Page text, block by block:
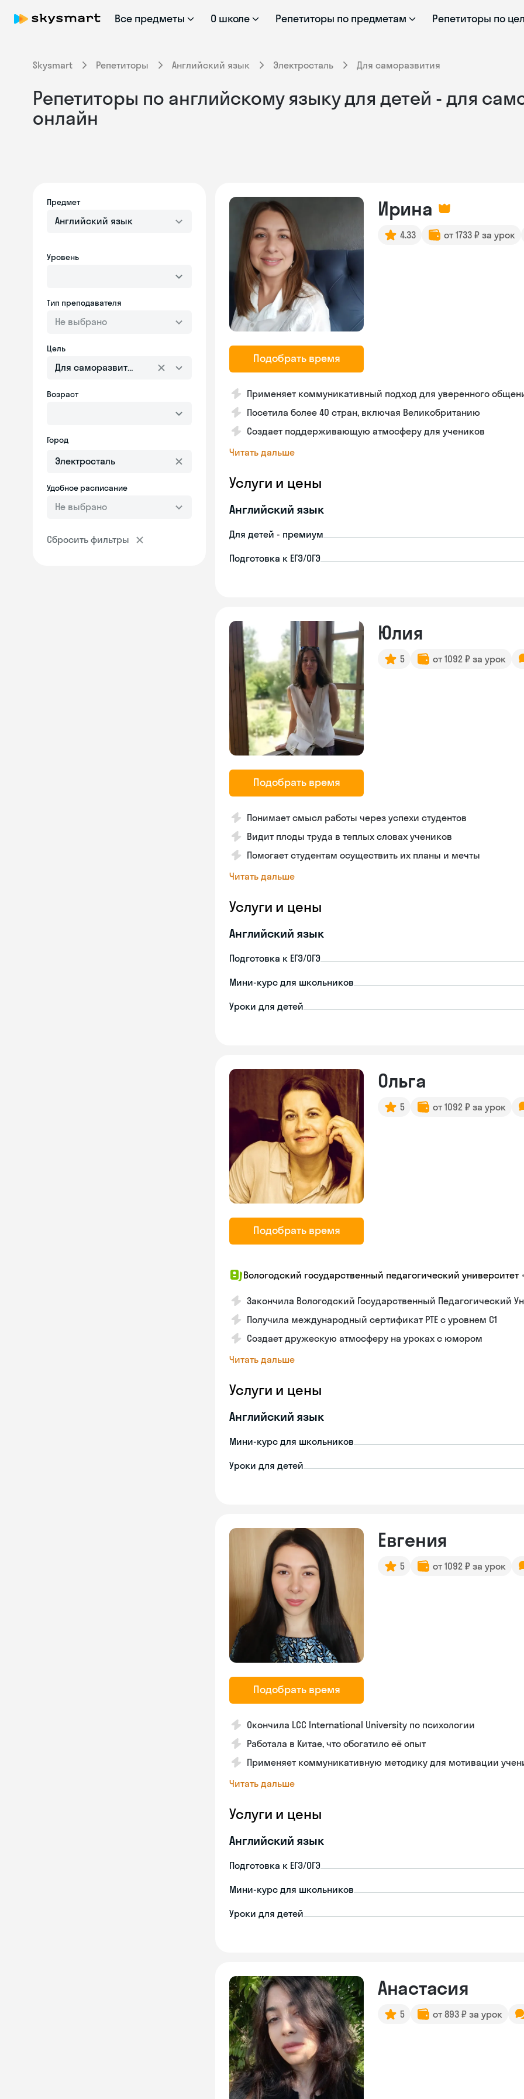
Все предметы О школе Репетиторы по предметам Репетиторы по
Skysmart Репетиторы Английский язык Электросталь Для саморазвития
Репетиторы по английскому языку для детей - для
онлайн
Предмет
Английский язык
Уровень
Тип преподавателя
Не выбрано
Цель
Для саморазвития
Возраст
Город
Удобное расписание
Не выбрано
Сбросить фильтры
Подобрать время
Ирина
4.33 от 1733 ₽ за урок
Применяет коммуникативный подход для уверенного
Посетила более 40 стран, включая Великобританию
Создает поддерживающую атмосферу для учеников
Читать дальше
Услуги и цены
Английский язык
Для детей - премиум
Подготовка к ЕГЭ/ОГЭ
Подобрать время
Юлия
5 от 1092 ₽ за урок
Понимает смысл работы через успехи студентов
Видит плоды труда в теплых словах учеников
Помогает студентам осуществить их планы и мечты
Читать дальше
Услуги и цены
Английский язык
Подготовка к ЕГЭ/ОГЭ
Мини-курс для школьников
Уроки для детей
Подобрать время
Ольга
5 от 1092 ₽ за урок
Вологодский государственный педагогический университет
Закончила Вологодский Государственный Педагогический
Получила международный сертификат PTE с уровнем C1
Создает дружескую атмосферу на уроках с юмором
Читать дальше
Услуги и цены
Английский язык
Мини-курс для школьников
Уроки для детей
Подобрать время
Евгения
5 от 1092 ₽ за урок
Окончила LCC International University по психологии
Работала в Китае, что обогатило её опыт
Применяет коммуникативную методику для мотивации
Читать дальше
Услуги и цены
Английский язык
Подготовка к ЕГЭ/ОГЭ
Мини-курс для школьников
Уроки для детей
Анастасия
5 от 893 ₽ за урок